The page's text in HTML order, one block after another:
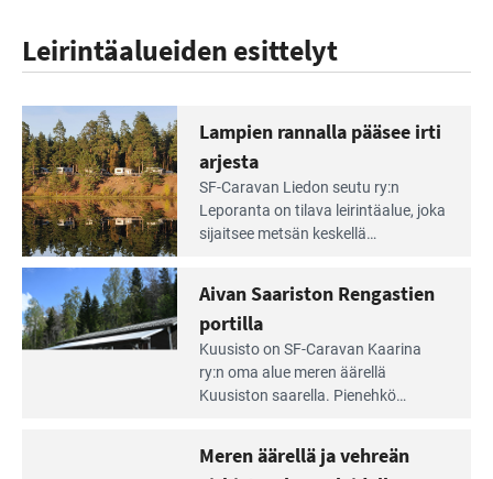
Leirintäalueiden esittelyt
Lue
Leirintäoppaan
artikkeli:
Lampien
rannalla
pääsee
irti
arjesta
Lampien rannalla pääsee irti
arjesta
SF-Caravan Liedon seutu ry:n
Leporanta on tilava leirintäalue, joka
sijaitsee metsän kes­kellä
tarjoaa ympäris­töineen kauniit
maisemat ja loistavat virkistäytymis­
mahdollisuudet.
Lue
Aivan Saariston Rengastien
portilla
Kuusisto on SF-Caravan Kaarina
ry:n oma alue meren äärellä
Kuusiston saarella. Pie­nehkö
Meren äärellä ja vehreän